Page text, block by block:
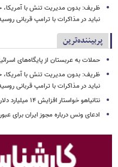
ظریف: بدون مدیریت تنش با آمریکا،
نباید در مذاکرات با ترامپ قربانی
پربیننده‌ترین
حملات به عربستان از پایگاه‌های
ظریف: بدون مدیریت تنش با آمریکا،
نباید در مذاکرات با ترامپ قربانی
نتانیاهو خواستار افزایش ۱۴ میلیارد دلاری بودجه نظامی اسرائیل شد
ادعای ونس درباره مجوز ایران برای